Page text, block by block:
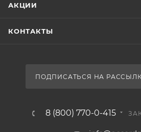
АКЦИИ
КОНТАКТЫ
ПОДПИСАТЬСЯ НА
8 (800) 770-0-415